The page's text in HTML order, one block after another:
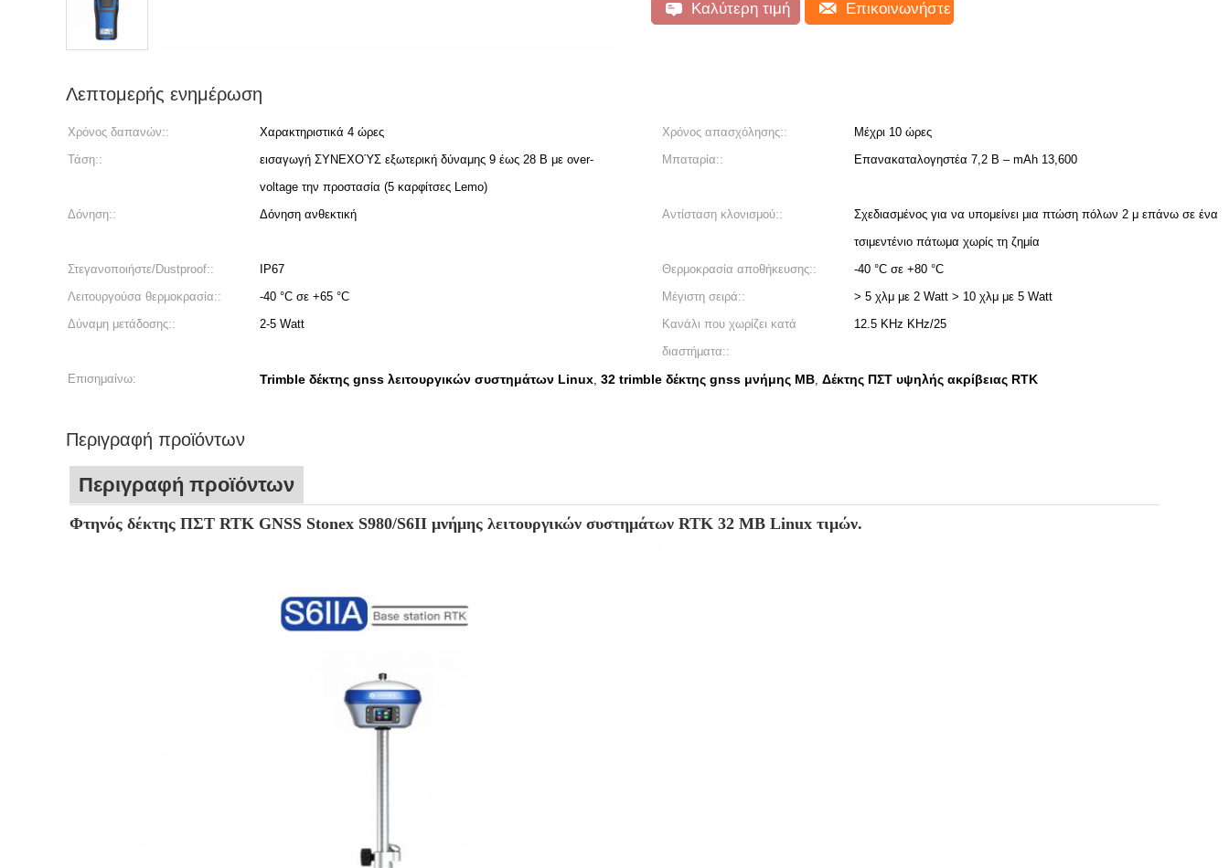
Καλύτερη τιμή Επικοινωνήστε
Λεπτομερής ενημέρωση
Χρόνος δαπανών:: Χαρακτηριστικά 4 ώρες Χρόνος απασχόλησης::
Μέχρι 10 ώρες
Τάση::
εισαγωγή ΣΥΝΕΧΟΎΣ εξωτερική δύναμης 9 έως 28 Β με over-
voltage την προστασία (5 καρφίτσες Lemo)
Μπαταρία:: Επανακαταλογηστέα 7,2 Β – mAh 13,600
Δόνηση:: Δόνηση ανθεκτική Αντίσταση κλονισμού::
Σχεδιασμένος για να υπομείνει μια πτώση πόλων 2 μ επάνω σε ένα
τσιμεντένιο πάτωμα χωρίς τη ζημία
Στεγανοποιήστε/Dustproof::
IP67 Θερμοκρασία αποθήκευσης::
-40 °C σε +80 °C
Λειτουργούσα θερμοκρασία::
-40 °C σε +65 °C Μέγιστη σειρά::
> 5 χλμ με 2 Watt > 10 χλμ με 5 Watt
Δύναμη μετάδοσης::
2-5 Watt
Κανάλι που χωρίζει κατά
διαστήματα::
12.5 KHz KHz/25
Επισημαίνω: Trimble δέκτης gnss λειτουργικών συστημάτων Linux, 32 trimble δέκτης gnss μνήμης ΜΒ, Δέκτης ΠΣΤ υψηλής ακρίβειας RTK
Περιγραφή προϊόντων
Περιγραφή προϊόντων
Φτηνός δέκτης ΠΣΤ RTK GNSS Stonex S980/S6II μνήμης λειτουργικών συστημάτων RTK 32 ΜΒ Linux τιμών.